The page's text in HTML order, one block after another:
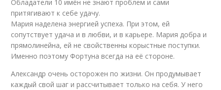
Обладатели 10 имён не знают проблем и сами
притягивают к себе удачу.
Мария наделена энергией успеха. При этом, ей
сопутствует удача и в любви, и в карьере. Мария добра и
прямолинейна, ей не свойственны корыстные поступки.
Именно поэтому Фортуна всегда на её стороне.
Александр очень осторожен по жизни. Он продумывает
каждый свой шаг и рассчитывает только на себя. У него